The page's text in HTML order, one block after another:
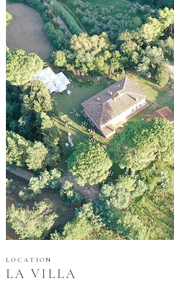
LOCATION
LA VILLA